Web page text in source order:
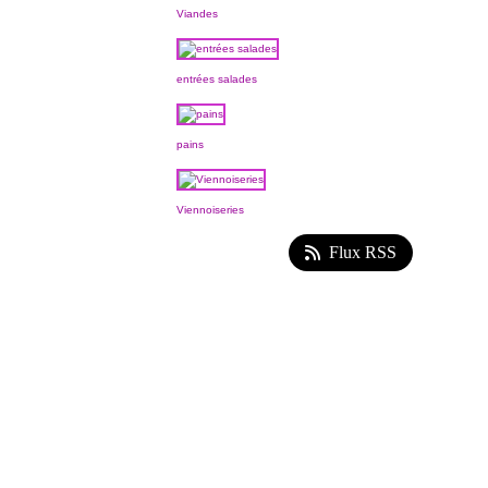
Viandes
entrées salades
pains
Viennoiseries
Flux RSS